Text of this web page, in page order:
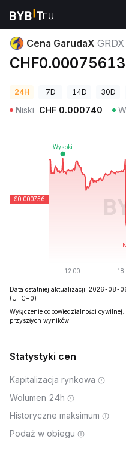
Ceny kryptowalut Cena
Cena GarudaX GRDX
CHF0.00075613
24H 7D 14D 30D
Niski CHF 0.000740
Data ostatniej aktualizacji: 2026-08-
(UTC+0)
Wyłączenie odpowiedzialności
przyszłych wyników.
Statystyki cen
Kapitalizacja rynkowa
Wolumen 24h
Historyczne maksimum
Podaż w obiegu